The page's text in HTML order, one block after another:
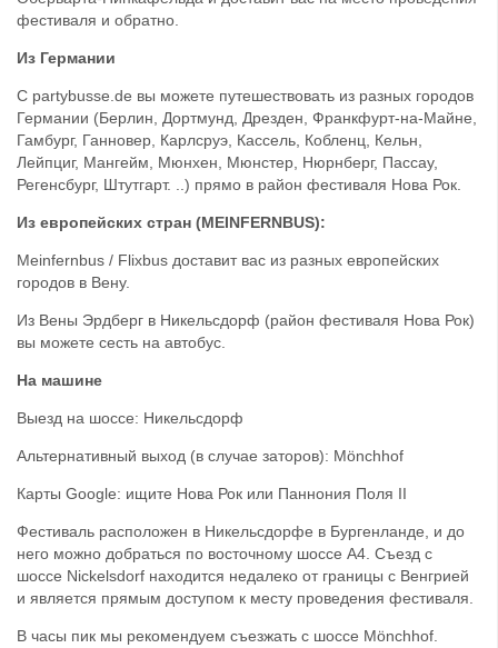
фестиваля и обратно.
Из Германии
С partybusse.de вы можете путешествовать из разных городов
Германии (Берлин, Дортмунд, Дрезден, Франкфурт-на-Майне,
Гамбург, Ганновер, Карлсруэ, Кассель, Кобленц, Кельн,
Лейпциг, Мангейм, Мюнхен, Мюнстер, Нюрнберг, Пассау,
Регенсбург, Штутгарт. ..) прямо в район фестиваля Нова Рок.
Из европейских стран (MEINFERNBUS):
Meinfernbus / Flixbus доставит вас из разных европейских
городов в Вену.
Из Вены Эрдберг в Никельсдорф (район фестиваля Нова Рок)
вы можете сесть на автобус.
На машине
Выезд на шоссе: Никельсдорф
Альтернативный выход (в случае заторов): Mönchhof
Карты Google: ищите Нова Рок или Паннония Поля II
Фестиваль расположен в Никельсдорфе в Бургенланде, и до
него можно добраться по восточному шоссе А4. Съезд с
шоссе Nickelsdorf находится недалеко от границы с Венгрией
и является прямым доступом к месту проведения фестиваля.
В часы пик мы рекомендуем съезжать с шоссе Mönchhof.